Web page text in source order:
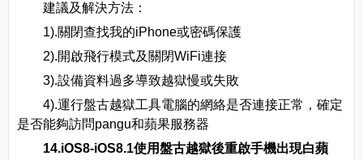
建議及解決方法：
1).關閉查找我的iPhone或密碼保護
2).開啟飛行模式及關閉WiFi連接
3).設備資料過多導致越獄慢或失敗
4).運行盤古越獄工具電腦的網絡是否連接正常，確定
是否能夠訪問pangu和蘋果服務器
14.iOS8-iOS8.1使用盤古越獄後重啟手機出現白蘋